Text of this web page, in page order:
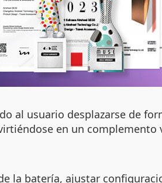
al usuario desplazarse de
en un
la batería, ajustar